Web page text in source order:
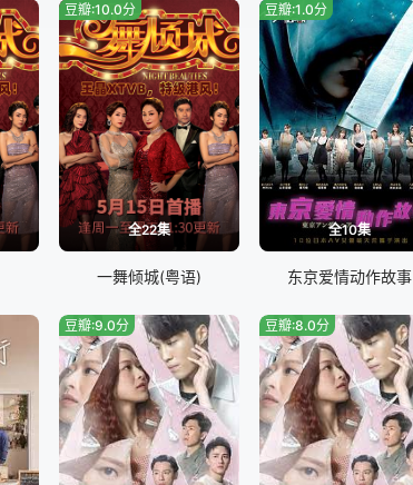
全22集
豆瓣:10.0分
一舞倾城(粤语)
全10集
豆瓣:1.0分
东京爱情动作故事
豆瓣:9.0分 豆瓣:8.0分